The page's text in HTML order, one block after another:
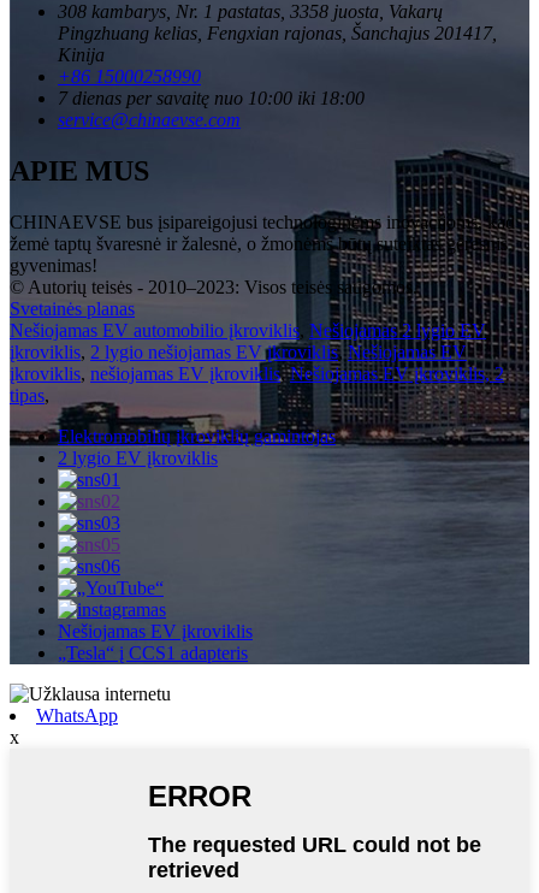
308 kambarys, Nr. 1 pastatas, 3358 juosta, Vakarų
Pingzhuang kelias, Fengxian rajonas, Šanchajus 201417,
Kinija
+86 15000258990
7 dienas per savaitę nuo 10:00 iki 18:00
service@chinaevse.com
APIE MUS
CHINAEVSE bus įsipareigojusi technologinėms inovacijoms, kad
žemė taptų švaresnė ir žalesnė, o žmonėms būtų suteiktas geresnis
gyvenimas!
© Autorių teisės - 2010–2023: Visos teisės saugomos.
Svetainės planas
Nešiojamas EV automobilio įkroviklis, Nešiojamas 2 lygio EV
įkroviklis, 2 lygio nešiojamas EV įkroviklis,Nešiojamas EV
įkroviklis, nešiojamas EV įkroviklis,Nešiojamas EV įkroviklis, 2
tipas,
Elektromobilių įkroviklių gamintojas
2 lygio EV įkroviklis
Nešiojamas EV įkroviklis
„Tesla“ į CCS1 adapteris
WhatsApp
x